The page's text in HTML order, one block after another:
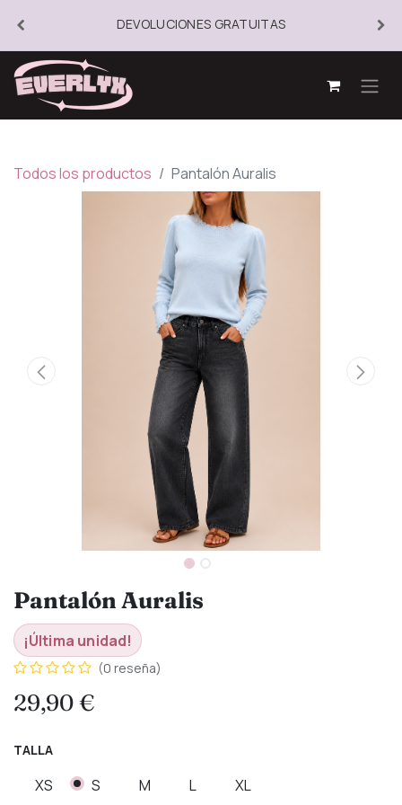
DEVOLUCIONES GRATUITAS
Todos los productos Pantalón Auralis
Pantalón Auralis
¡Última unidad!
(0 reseña)
29,90€
TALLA
XS S M L XL